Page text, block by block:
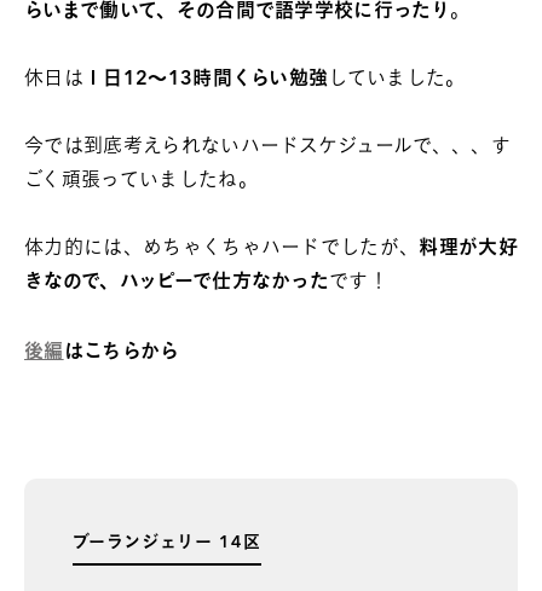
らいまで働いて、その合間で語学学校に行ったり 。
休日は １日12～13時間くらい勉強 していました。
今では到底考えられないハードスケジュールで、、、す
ごく頑張っていましたね。
体力的には、めちゃくちゃハードでしたが、 料理が大好
きなので、ハッピーで仕方なかったです！
後編 はこちらから
ブーランジェリー 14区